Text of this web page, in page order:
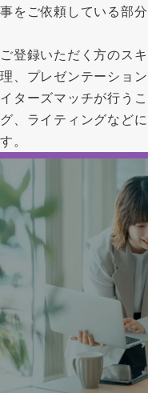
事をご依頼している部分
ご登録いただく方のス
理、プレゼンテーショ
イターズマッチが行う
グ、ライティングなど
す。